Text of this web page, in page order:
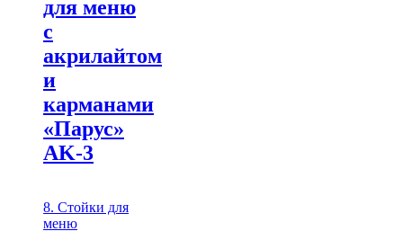
для меню
с
акрилайтом
и
карманами
«Парус»
AK-3
8. Стойки для
меню